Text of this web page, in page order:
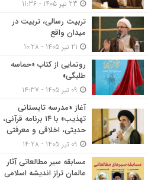
تربیت رسالی، تربیت در
میدان واقع
رونمایی از کتاب «حماسه
طلبگی»
آغاز «مدرسه تابستانی
تهذیب» با ۱۴ برنامه قرآنی،
حدیثی، اخلاقی و معرفتی
مسابقه سیر مطالعاتی آثار
عالمان تراز اندیشه اسلامی